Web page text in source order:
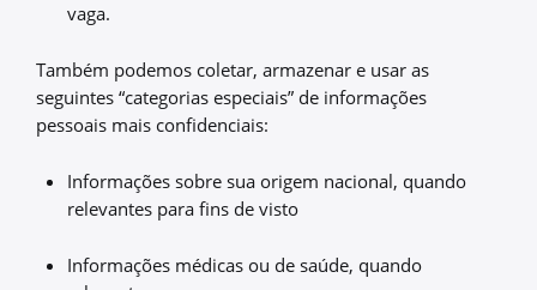
vaga.
Também podemos coletar, armazenar e usar as
seguintes “categorias especiais” de informações
pessoais mais confidenciais:
Informações sobre sua origem nacional, quando
relevantes para fins de visto
Informações médicas ou de saúde, quando